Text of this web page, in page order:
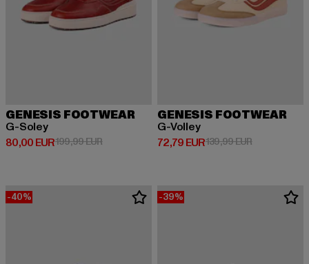
GENESIS FOOTWEAR
G-Soley
80,00 EUR
Derzeitiger Preis: 80,00 EUR
199,99 EURAktionspreis: 199,99 EUR
GENESIS FOOTWEAR
G-Volley
72,79 EUR
Derzeitiger Preis: 72,79 EUR
139,99 EURAktionspreis:
-40% -39%